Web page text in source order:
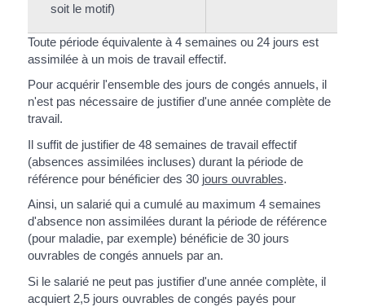
soit le motif)
Toute période équivalente à 4 semaines ou 24 jours est
assimilée à un mois de travail effectif.
Pour acquérir l'ensemble des jours de congés annuels, il
n'est pas nécessaire de justifier d'une année complète de
travail.
Il suffit de justifier de 48 semaines de travail effectif
(absences assimilées incluses) durant la période de
référence pour bénéficier des 30 jours ouvrables.
Ainsi, un salarié qui a cumulé au maximum 4 semaines
d'absence non assimilées durant la période de référence
(pour maladie, par exemple) bénéficie de 30 jours
ouvrables de congés annuels par an.
Si le salarié ne peut pas justifier d'une année complète, il
acquiert 2,5 jours ouvrables de congés payés pour